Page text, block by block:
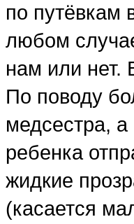
по путёвкам
любом
нам или нет.
По поводу
медсестра,
ребенка
жидкие
(касается